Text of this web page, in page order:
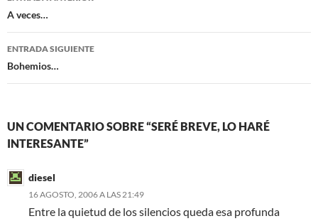
de
entradas
A veces…
ENTRADA SIGUIENTE
Bohemios…
UN COMENTARIO SOBRE “SERÉ BREVE, LO HARÉ
INTERESANTE”
diesel
16 AGOSTO, 2006 A LAS 21:49
Entre la quietud de los silencios queda esa profunda